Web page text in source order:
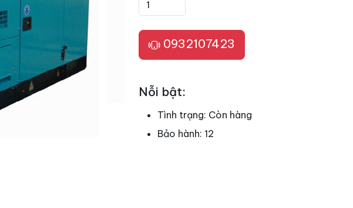
0932107423
Nỗi bật:
Tình trạng: Còn hàng
Bảo hành: 12